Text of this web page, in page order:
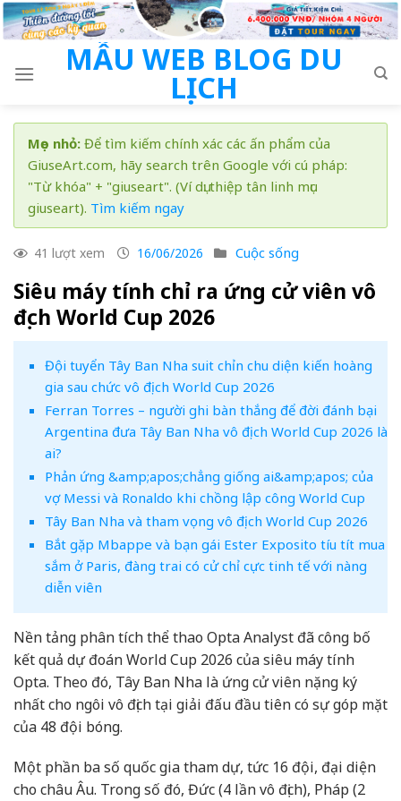
Skip
to
MẪU WEB BLOG DU
LỊCH
Mẹo nhỏ: Để tìm kiếm chính xác các ấn phẩm của
GiuseArt.com, hãy search trên Google với cú pháp:
"Từ khóa" + "giuseart". (Ví dụ: thiệp tân linh mục
giuseart). Tìm kiếm ngay
41 lượt xem 16/06/2026 Cuộc sống
Siêu máy tính chỉ ra ứng cử viên vô
địch World Cup 2026
Đội tuyển Tây Ban Nha suit chỉn chu diện kiến hoàng
gia sau chức vô địch World Cup 2026
Ferran Torres – người ghi bàn thắng để đời đánh bại
Argentina đưa Tây Ban Nha vô địch World Cup 2026 là
ai?
Phản ứng &amp;apos;chẳng giống ai&amp;apos; của
vợ Messi và Ronaldo khi chồng lập công World Cup
Tây Ban Nha và tham vọng vô địch World Cup 2026
Bắt gặp Mbappe và bạn gái Ester Exposito tíu tít mua
sắm ở Paris, đàng trai có cử chỉ cực tinh tế với nàng
diễn viên
Nền tảng phân tích thể thao Opta Analyst đã công bố
kết quả dự đoán World Cup 2026 của siêu máy tính
Opta. Theo đó, Tây Ban Nha là ứng cử viên nặng ký
nhất cho ngôi vô địch tại giải đấu đầu tiên có sự góp mặt
của 48 đội bóng.
Một phần ba số quốc gia tham dự, tức 16 đội, đại diện
cho châu Âu. Trong số đó, Đức (4 lần vô địch), Pháp (2